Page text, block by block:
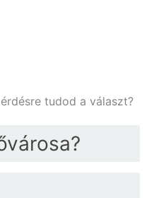
tudod a választ?